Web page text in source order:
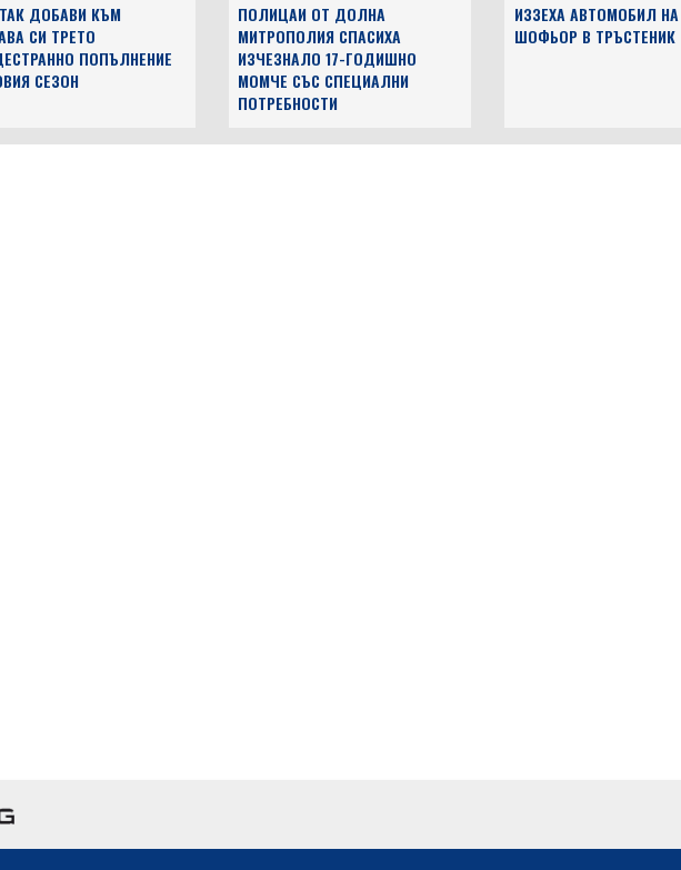
ДОБАВИ КЪМ
СИ ТРЕТО
ПОПЪЛНЕНИЕ
СЕЗОН
ПОЛИЦАИ ОТ ДОЛНА
МИТРОПОЛИЯ СПАСИХА
ИЗЧЕЗНАЛО 17-ГОДИШНО
МОМЧЕ СЪС СПЕЦИАЛНИ
ПОТРЕБНОСТИ
ИЗЗЕХА АВТОМОБИЛ
ШОФЬОР В ТРЪСТЕНИК